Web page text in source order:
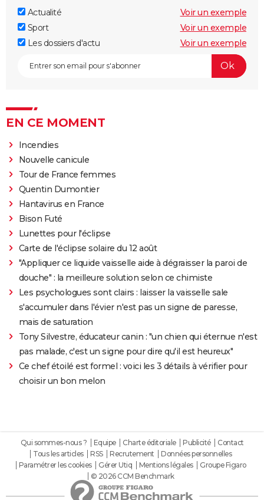
Actualité
Voir un exemple
Sport
Voir un exemple
Les dossiers d'actu
Voir un exemple
EN CE MOMENT
Incendies
Nouvelle canicule
Tour de France femmes
Quentin Dumontier
Hantavirus en France
Bison Futé
Lunettes pour l'éclipse
Carte de l'éclipse solaire du 12 août
"Appliquer ce liquide vaisselle aide à dégraisser la paroi de
douche" : la meilleure solution selon ce chimiste
Les psychologues sont clairs : laisser la vaisselle sale
s'accumuler dans l'évier n'est pas un signe de paresse,
mais de saturation
Tony Silvestre, éducateur canin : "un chien qui éternue n'est
pas malade, c'est un signe pour dire qu'il est heureux"
Ce chef étoilé est formel : voici les 3 détails à vérifier pour
choisir un bon melon
Qui sommes-nous ? Equipe Charte éditoriale Publicité
Contact
Tous les articles
RSS Recrutement
Données personnelles
Paramétrer les cookies
Gérer Utiq Mentions légales
Groupe Figaro
© 2026 CCM Benchmark